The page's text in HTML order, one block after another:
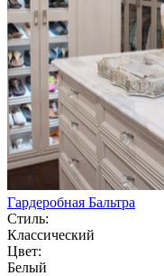
Гардеробная Бальтра
Стиль:
Классический
Цвет:
Белый